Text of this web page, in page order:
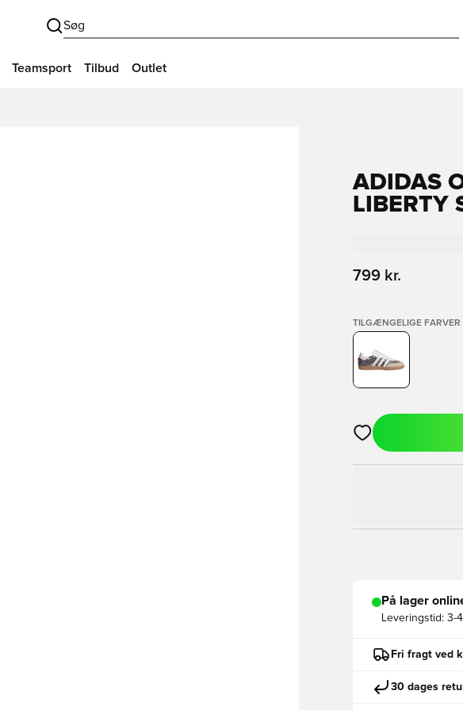
Søg
Teamsport Tilbud Outlet
ADIDAS
LIBERTY
799 kr.
TILGÆNGELIGE FARVER
Åbner en Modal til
På lager
Leveringstid: 3-
Fri fragt ved
30 dages